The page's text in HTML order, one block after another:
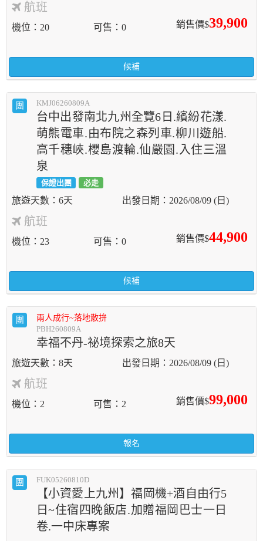
航班
銷售價$39,900
機位 20 可售 0
候補
團 KMJ06260809A
台中出發南北九州全覽6日.繽紛花漾.
萌熊電車.由布院之森列車.柳川遊船.
高千穗峽.櫻島渡輪.仙嚴園.入住三溫
泉
保證出團 必走
6天 2026/08/09 (日)
航班
銷售價$44,900
機位 23 可售 0
候補
團
兩人成行~落地散拚
PBH260809A
幸福不丹-祕境探索之旅8天
8天 2026/08/09 (日)
航班
銷售價$99,000
機位 2 可售 2
報名
團 FUK05260810D
【小資愛上九州】福岡機+酒自由行5
日~住宿四晚飯店.加贈福岡巴士一日
卷.一中床專案